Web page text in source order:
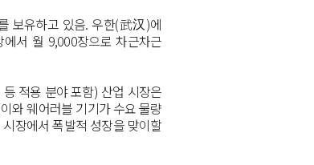
보유하고 있음. 우한(武汉 )에
에서 월 9,000장으로 차근차근
적용 분야 포함) 산업 시장은
와 웨어러블 기기가 수요 물량
장에서 폭발적 성장을 맞이할